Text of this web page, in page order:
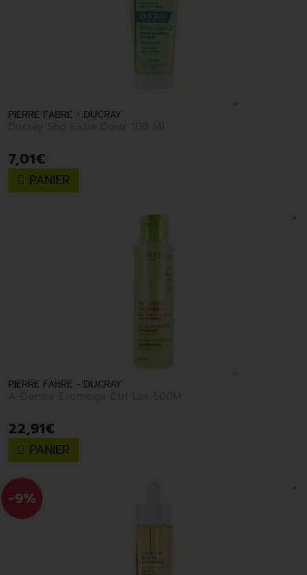
PIERRE FABRE - DUCRAY
7,01€
PANIER
PIERRE FABRE - DUCRAY
22,91€
PANIER
-9%